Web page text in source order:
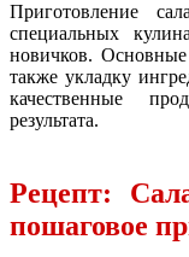
Приготовление
специальных
новичков.
также укладку
качественные
результата.
Рецепт:
пошаговое